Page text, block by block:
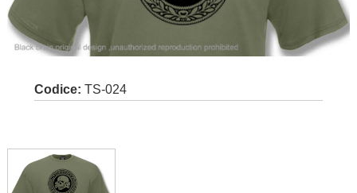
Codice:TS-024